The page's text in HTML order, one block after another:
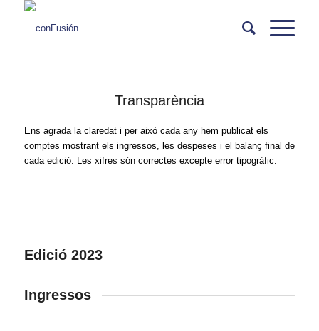
Transparència
Ens agrada la claredat i per això cada any hem publicat els
comptes mostrant els ingressos, les despeses i el balanç final de
cada edició. Les xifres són correctes excepte error tipogràfic.
Edició 2023
Ingressos